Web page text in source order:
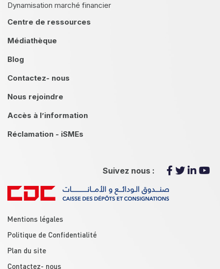
Dynamisation marché financier
Centre de ressources
Médiathèque
Blog
Contactez- nous
Nous rejoindre
Accès à l’information
Réclamation - iSMEs
Suivez nous :
Mentions légales
Politique de Confidentialité
Plan du site
Contactez- nous